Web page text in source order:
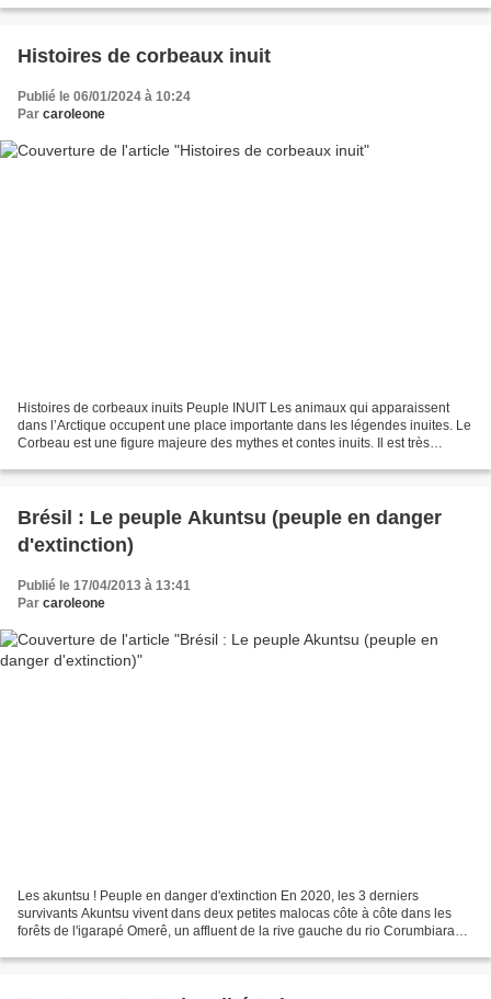
Histoires de corbeaux inuit
Publié le 06/01/2024 à 10:24
Par caroleone
Histoires de corbeaux inuits Peuple INUIT Les animaux qui apparaissent
dans l’Arctique occupent une place importante dans les légendes inuites. Le
Corbeau est une figure majeure des mythes et contes inuits. Il est très
Brésil : Le peuple Akuntsu (peuple en danger
d'extinction)
Publié le 17/04/2013 à 13:41
Par caroleone
Les akuntsu ! Peuple en danger d'extinction En 2020, les 3 derniers
survivants Akuntsu vivent dans deux petites malocas côte à côte dans les
forêts de l'igarapé Omerê, un affluent de la rive gauche du rio Corumbiara